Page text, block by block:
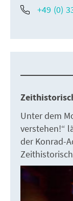
+49 (0)
Unter dem
verstehen!“
der Konrad-